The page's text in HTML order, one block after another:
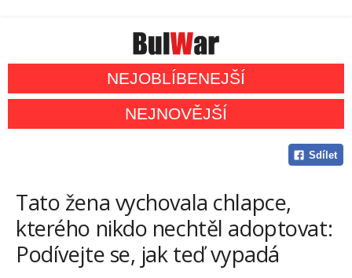
NEJOBLÍBENEJŠÍ
NEJNOVĚJŠÍ
Sdílet
Tato žena vychovala chlapce,
kterého nikdo nechtěl adoptovat:
Podívejte se, jak teď vypadá